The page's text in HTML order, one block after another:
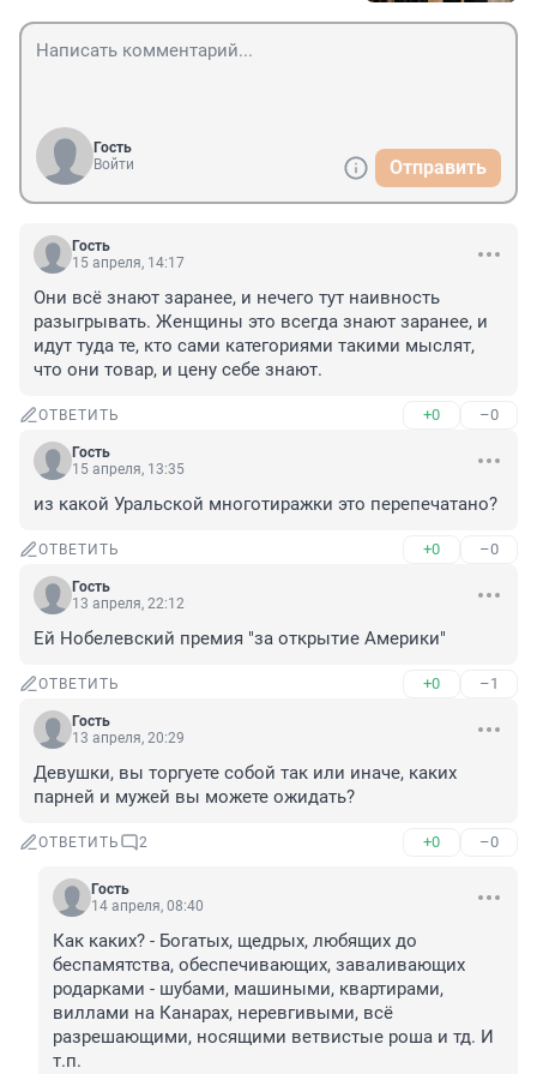
Гость
Войти
Отправить
Гость
15 апреля, 14:17
Они всё знают заранее, и нечего тут наивность
разыгрывать. Женщины это всегда знают заранее, и
идут туда те, кто сами категориями такими мыслят,
что они товар, и цену себе знают.
ОТВЕТИТЬ +0 –0
Гость
15 апреля, 13:35
из какой Уральской многотиражки это перепечатано?
ОТВЕТИТЬ +0 –0
Гость
13 апреля, 22:12
Ей Нобелевский премия "за открытие Америки"
ОТВЕТИТЬ +0 –1
Гость
13 апреля, 20:29
Девушки, вы торгуете собой так или иначе, каких
парней и мужей вы можете ожидать?
ОТВЕТИТЬ 2 +0 –0
Гость
14 апреля, 08:40
Как каких? - Богатых, щедрых, любящих до
беспамятства, обеспечивающих, заваливающих
родарками - шубами, машиными, квартирами,
виллами на Канарах, неревгивыми, всё
разрешающими, носящими ветвистые роша и тд. И
т.п.